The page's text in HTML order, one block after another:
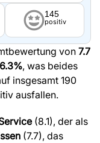
145
positiv
von 7.7
, was beides
insgesamt 190
ausfallen.
(8.1), der als
(7.7), das